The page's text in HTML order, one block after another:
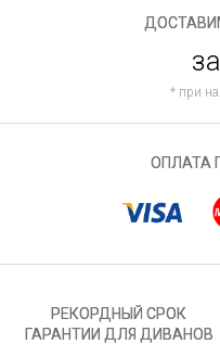
* при
ОПЛАТА
РЕКОРДНЫЙ СРОК
ГАРАНТИИ ДЛЯ ДИВАНОВ